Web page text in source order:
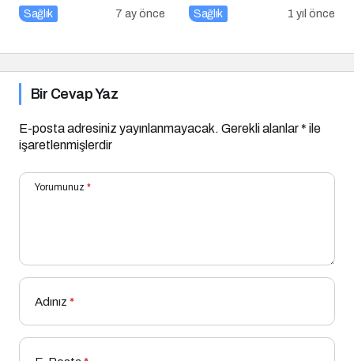
Sağlıklı mı?
Sağlık 7 ay önce
İçin Lezzetli ve Dengeli
Sağlık 1 yıl önce
Bir Cevap Yaz
E-posta adresiniz yayınlanmayacak. Gerekli alanlar* ile
işaretlenmişlerdir
Yorumunuz *
Adınız *